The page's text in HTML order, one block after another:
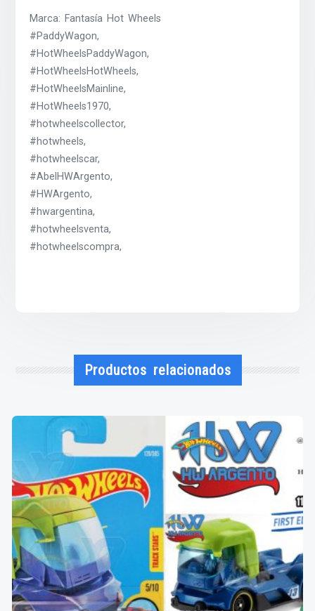
Marca: Fantasía Hot Wheels
#PaddyWagon,
#HotWheelsPaddyWagon,
#HotWheelsHotWheels,
#HotWheelsMainline,
#HotWheels1970,
#hotwheelscollector,
#hotwheels,
#hotwheelscar,
#AbelHWArgento,
#HWArgento,
#hwargentina,
#hotwheelsventa,
#hotwheelscompra,
Productos relacionados